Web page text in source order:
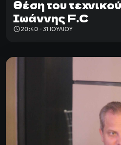
θέση του
Ιωάννης F.C
20:40 - 31 ΙΟΥΛΊΟΥ